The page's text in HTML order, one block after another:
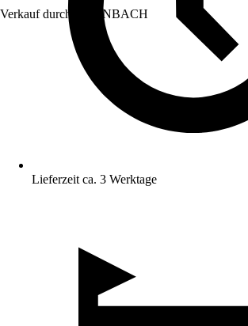
Verkauf durch: HORNBACH
Lieferzeit ca. 3 Werktage